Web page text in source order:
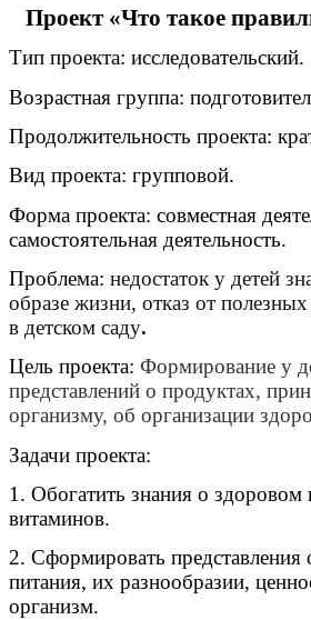
Проект «Что такое
Тип проекта: исследовательский.
Возрастная группа:
Продолжительность проекта:
Вид проекта: групповой.
Форма проекта: совместная
самостоятельная деятельность.
Проблема: недостаток у детей
образе жизни, отказ от
в детском саду.
Цель проекта: Формирование у
представлений о продуктах,
организму, об организации
Задачи проекта:
1. Обогатить знания о здоровом
витаминов.
2. Сформировать представления
питания, их разнообразии,
организм.